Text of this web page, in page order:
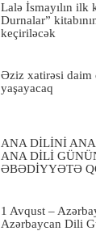
Lalə İsmayılın ilk
Durnalar”
keçiriləcək
Əziz xatirəsi daim
yaşayacaq
ANA DİLİNİ
ANA DİLİ
ƏBƏDİYYƏTƏ
1 Avqust –
Azərbaycan Dili